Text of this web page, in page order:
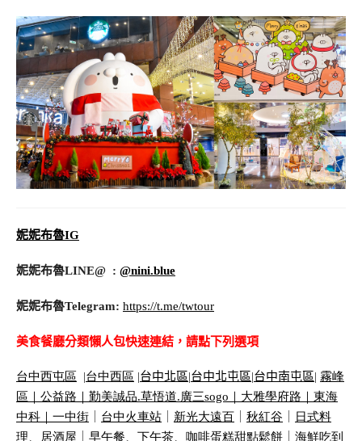
妮妮布魯IG
妮妮布魯LINE@ : @nini.blue
妮妮布魯Telegram: https://t.me/twtour
美食餐廳分類懶人包快速連結，請點下列選項
台中西屯區 |台中西區 |台中北區|台中北屯區|台中南屯區| 霧峰
區｜ 公益路｜ 勤美誠品.草悟道.廣三sogo 大雅學府路｜ 東海
中科｜ 一中街 台中火車站 新光大遠百 秋紅谷
日式料
理、居酒屋
早午餐、下午茶、咖啡蛋糕甜點鬆餅
海鮮吃到